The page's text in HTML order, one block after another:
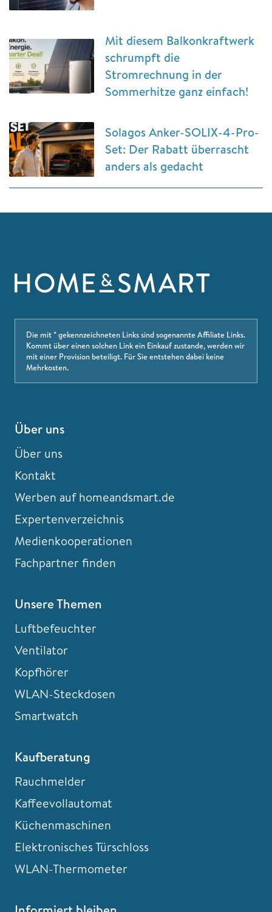
Mit diesem Balkonkraftwerk
schrumpft die
Stromrechnung in der
Sommerhitze ganz einfach!
Solagos Anker-SOLIX-4-Pro-
Set: Der Rabatt überrascht
anders als gedacht
Die mit * gekennzeichneten Links sind sogenannte Affiliate Links.
Kommt über einen solchen Link ein Einkauf zustande, werden wir
mit einer Provision beteiligt. Für Sie entstehen dabei keine
Mehrkosten.
Über uns
Über uns
Kontakt
Werben auf homeandsmart.de
Expertenverzeichnis
Medienkooperationen
Fachpartner finden
Unsere Themen
Luftbefeuchter
Ventilator
Kopfhörer
WLAN-Steckdosen
Smartwatch
Kaufberatung
Rauchmelder
Kaffeevollautomat
Küchenmaschinen
Elektronisches Türschloss
WLAN-Thermometer